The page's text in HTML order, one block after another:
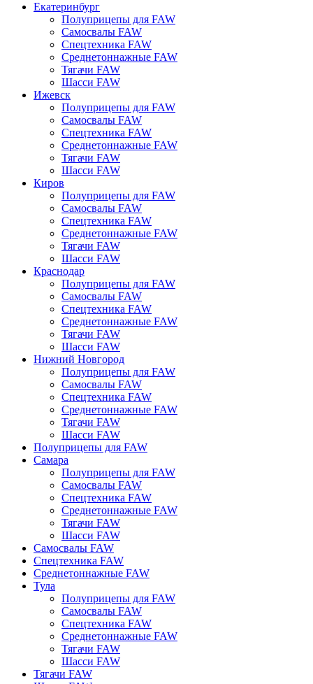
Екатеринбург
Полуприцепы для FAW
Самосвалы FAW
Спецтехника FAW
Среднетоннажные FAW
Тягачи FAW
Шасси FAW
Ижевск
Полуприцепы для FAW
Самосвалы FAW
Спецтехника FAW
Среднетоннажные FAW
Тягачи FAW
Шасси FAW
Киров
Полуприцепы для FAW
Самосвалы FAW
Спецтехника FAW
Среднетоннажные FAW
Тягачи FAW
Шасси FAW
Краснодар
Полуприцепы для FAW
Самосвалы FAW
Спецтехника FAW
Среднетоннажные FAW
Тягачи FAW
Шасси FAW
Нижний Новгород
Полуприцепы для FAW
Самосвалы FAW
Спецтехника FAW
Среднетоннажные FAW
Тягачи FAW
Шасси FAW
Полуприцепы для FAW
Самара
Полуприцепы для FAW
Самосвалы FAW
Спецтехника FAW
Среднетоннажные FAW
Тягачи FAW
Шасси FAW
Самосвалы FAW
Спецтехника FAW
Среднетоннажные FAW
Тула
Полуприцепы для FAW
Самосвалы FAW
Спецтехника FAW
Среднетоннажные FAW
Тягачи FAW
Шасси FAW
Тягачи FAW